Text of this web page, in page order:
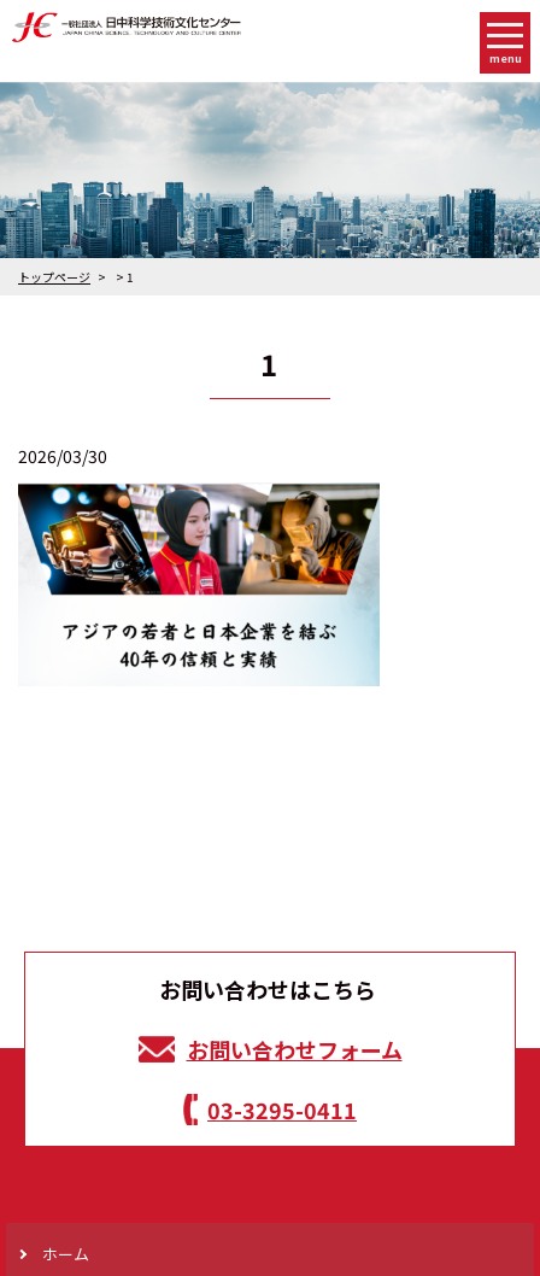
menu
トップページ 1
1
2026/03/30
お問い合わせはこちら
お問い合わせフォーム
03-3295-0411
ホーム